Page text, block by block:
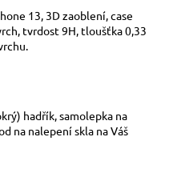
13, 3D zaoblení, case
tvrdost 9H, tloušťka 0,33
hadřík, samolepka na
na nalepení skla na Váš